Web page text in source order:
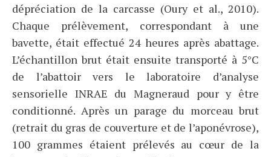
dépréciation de la carcasse (Oury et al., 2010).
Chaque prélèvement, correspondant à une
bavette, était effectué 24 heures après abattage.
L’échantillon brut était ensuite transporté à 5°C
de l’abattoir vers le laboratoire d’analyse
sensorielle INRAE du Magneraud pour y être
conditionné. Après un parage du morceau brut
(retrait du gras de couverture et de l’aponévrose),
100 grammes étaient prélevés au cœur de la